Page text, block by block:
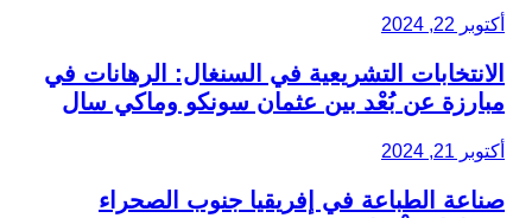
أكتوبر 22, 2024
الانتخابات التشريعية في السنغال: الرهانات في
مبارزة عن بُعْد بين عثمان سونكو وماكي سال
أكتوبر 21, 2024
صناعة الطباعة في إفريقيا جنوب الصحراء